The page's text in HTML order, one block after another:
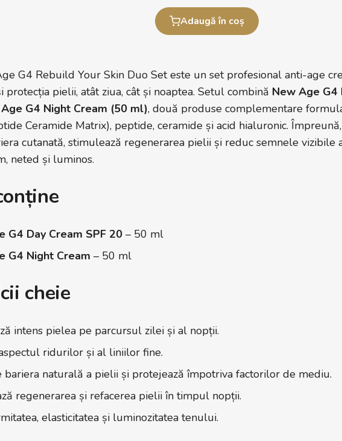
Adaugă în coș
G4 Rebuild Your Skin Duo Set este un set profesional anti-age
protecția pielii, atât ziua, cât și noaptea. Setul combină New Age G4
G4 Night Cream (50 ml), două produse complementare
Ceramide Matrix), peptide, ceramide și acid hialuronic.
cutanată, stimulează regenerarea pielii și reduc semnele
neted și luminos.
G4 Day Cream SPF 20– 50 ml
G4 Night Cream – 50 ml
cheie
intens pielea pe parcursul zilei și al nopții.
ridurilor și al liniilor fine.
bariera naturală a pielii și protejează împotriva factorilor de mediu.
regenerarea și refacerea pielii în timpul nopții.
elasticitatea și luminozitatea tenului.